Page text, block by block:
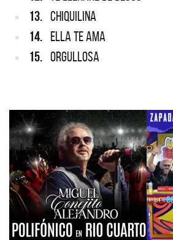
13. CHIQUILINA
14. ELLA TE AMA
15. ORGULLOSA